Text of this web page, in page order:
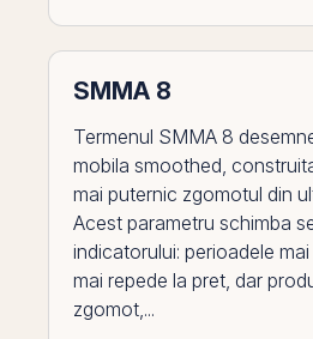
SMMA 8
Termenul SMMA 8
mobila smoothed,
mai puternic zgomotul din
Acest parametru schimba
indicatorului: perioadele
mai repede la pret, dar
zgomot,...